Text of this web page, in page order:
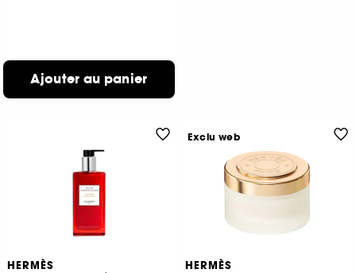
Ajouter au panier
HERMÈS
HERMÈS
Exclu web